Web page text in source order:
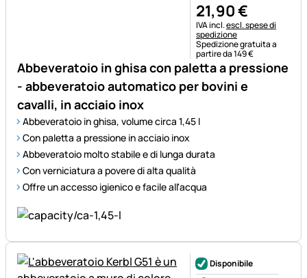
Abbeveratoio in ghisa con paletta a pressione
- abbeveratoio automatico per bovini e
cavalli, in acciaio inox
Abbeveratoio in ghisa, volume circa 1,45 l
Con paletta a pressione in acciaio inox
Abbeveratoio molto stabile e di lunga durata
Con verniciatura a povere di alta qualità
Offre un accesso igienico e facile all'acqua
21,90€
Informazioni fiscali:
IVA incl.escl. spese di
spedizione
Spedizione gratuita a
partire da 149 €
Disponibile